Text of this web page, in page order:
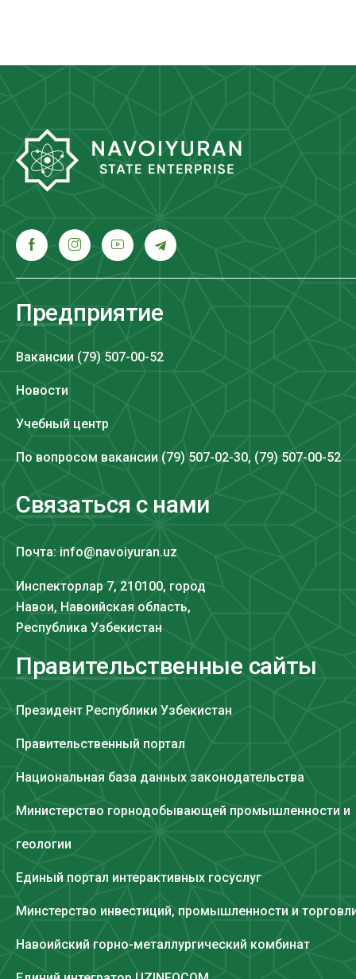
Предприятие
Вакансии (79) 507-00-52
Новости
Учебный центр
По вопросом вакансии (79) 507-02-30, (79) 507-00-52
Связаться с нами
Почта: info@navoiyuran.uz
Инспекторлар 7, 210100, город
Навои, Навоийская область,
Республика Узбекистан
Правительственные сайты
Президент Республики Узбекистан
Правительственный портал
Национальная база данных законодательства
Министерство горнодобывающей промышленности и
геологии
Единый портал интерактивных госуслуг
Минстерство инвестиций, промышленности и
Навоийский горно-металлургический комбинат